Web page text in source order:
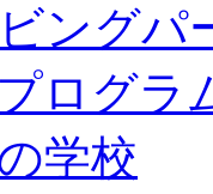
ングパ
ログラ
学校